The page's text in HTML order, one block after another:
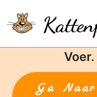
naar
de
Ga